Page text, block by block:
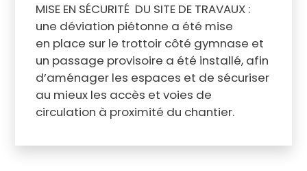
MISE EN SÉCURITÉ DU SITE DE TRAVAUX :
une déviation piétonne a été mise
en place sur le trottoir côté gymnase et
un passage provisoire a été installé, afin
d’aménager les espaces et de sécuriser
au mieux les accès et voies de
circulation à proximité du chantier.